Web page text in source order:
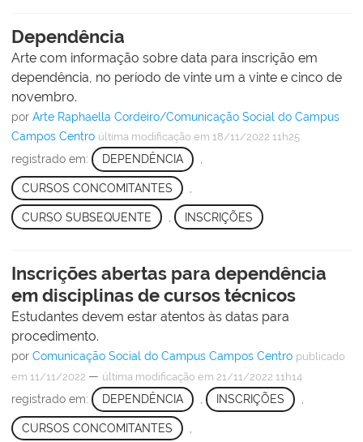
Dependência
Arte com informação sobre data para inscrição em
dependência, no período de vinte um a vinte e cinco de
novembro.
por Arte Raphaella Cordeiro/Comunicação Social do Campus
Campos Centro última modificação em 18/11/2022 11h25
registrado em: DEPENDÊNCIA
CURSOS CONCOMITANTES
CURSO SUBSEQUENTE INSCRIÇÕES
Inscrições abertas para dependência
em disciplinas de cursos técnicos
Estudantes devem estar atentos às datas para
procedimento.
por Comunicação Social do Campus Campos Centro publicado
em 11/11/2022 — última modificação em 21/11/2022 11h14
registrado em: DEPENDÊNCIA , INSCRIÇÕES ,
CURSOS CONCOMITANTES